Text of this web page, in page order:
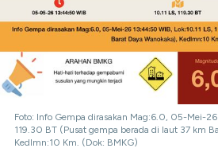
Foto: Info Gempa dirasakan Mag:6.0, 05-Mei-
119.30 BT (Pusat gempa berada di laut 37 km
Kedlmn:10 Km. (Dok: BMKG)